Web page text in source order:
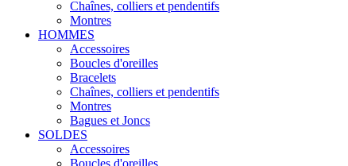
Chaînes, colliers et pendentifs
Montres
HOMMES
Accessoires
Boucles d'oreilles
Bracelets
Chaînes, colliers et pendentifs
Montres
Bagues et Joncs
SOLDES
Accessoires
Boucles d'oreilles